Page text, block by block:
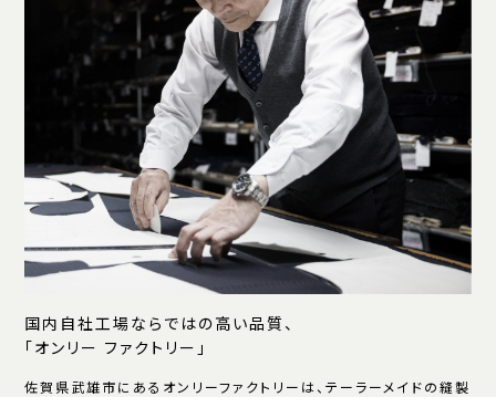
国内自社工場ならではの高い品質、
「オンリー ファクトリー」
佐賀県武雄市にあるオンリーファクトリーは、テーラーメイドの縫製